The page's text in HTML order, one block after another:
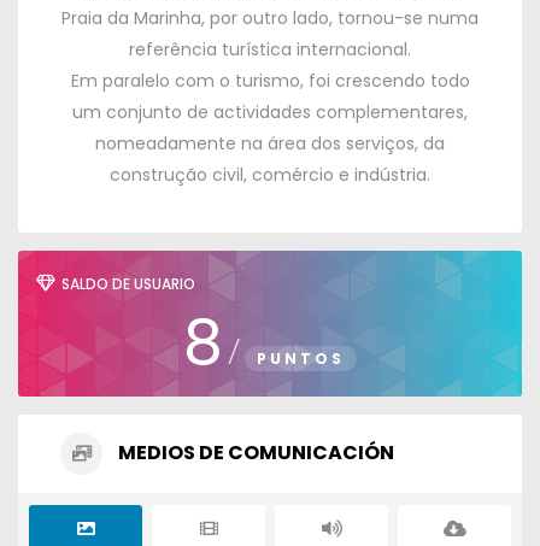
Praia da Marinha, por outro lado, tornou-se numa
referência turística internacional.
Em paralelo com o turismo, foi crescendo todo
um conjunto de actividades complementares,
nomeadamente na área dos serviços, da
construção civil, comércio e indústria.
SALDO DE USUARIO
8/ PUNTOS
MEDIOS DE COMUNICACIÓN